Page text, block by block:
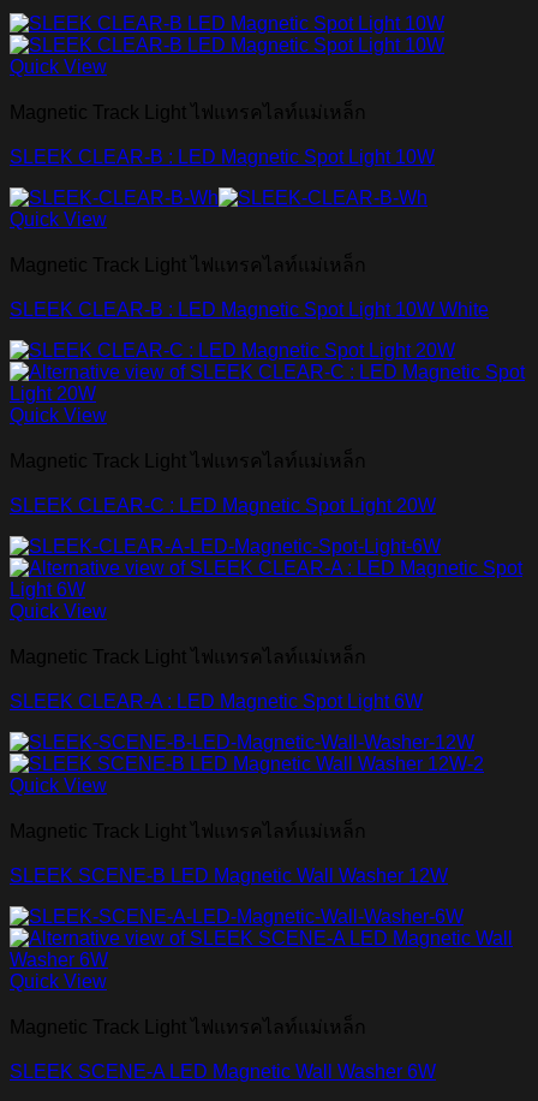
Quick View
Magnetic Track Light ไฟแทรคไลท์แม่เหล็ก
SLEEK CLEAR-B : LED Magnetic Spot Light 10W
Quick View
Magnetic Track Light ไฟแทรคไลท์แม่เหล็ก
SLEEK CLEAR-B : LED Magnetic Spot Light 10W White
Quick View
Magnetic Track Light ไฟแทรคไลท์แม่เหล็ก
SLEEK CLEAR-C : LED Magnetic Spot Light 20W
Quick View
Magnetic Track Light ไฟแทรคไลท์แม่เหล็ก
SLEEK CLEAR-A : LED Magnetic Spot Light 6W
Quick View
Magnetic Track Light ไฟแทรคไลท์แม่เหล็ก
SLEEK SCENE-B LED Magnetic Wall Washer 12W
Quick View
Magnetic Track Light ไฟแทรคไลท์แม่เหล็ก
SLEEK SCENE-A LED Magnetic Wall Washer 6W